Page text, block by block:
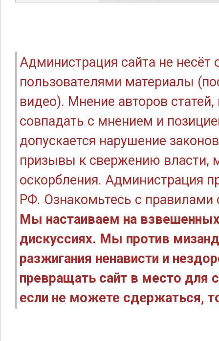
Администрация сайта не
пользователями материалы
видео). Мнение авторов
совпадать с мнением и
допускается нарушение
призывы к свержению власти,
оскорбления. Администрация
РФ. Ознакомьтесь с правилами
Мы настаиваем на
дискуссиях. Мы против
разжигания ненависти и
превращать сайт в место для
если не можете сдержаться,